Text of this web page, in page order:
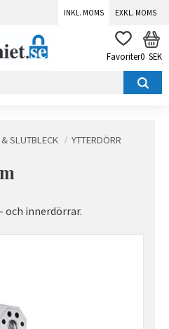
INKL. MOMS EXKL. MOMS
FAVORITER
0 SEK
SLUTBLECK YTTERDÖRR
och innerdörrar.